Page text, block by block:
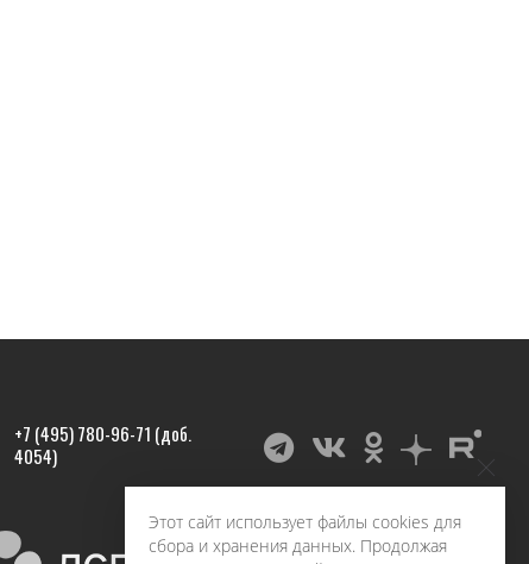
+7 (495) 780-96-71 (доб.
4054)
Этот сайт использует файлы cookies для
сбора и хранения данных. Продолжая